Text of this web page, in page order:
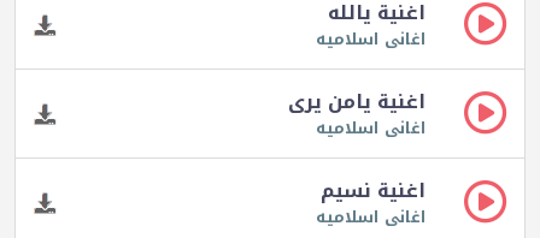
اغنية يالله
اغانى اسلاميه
اغنية يامن يرى
اغانى اسلاميه
اغنية نسيم
اغانى اسلاميه